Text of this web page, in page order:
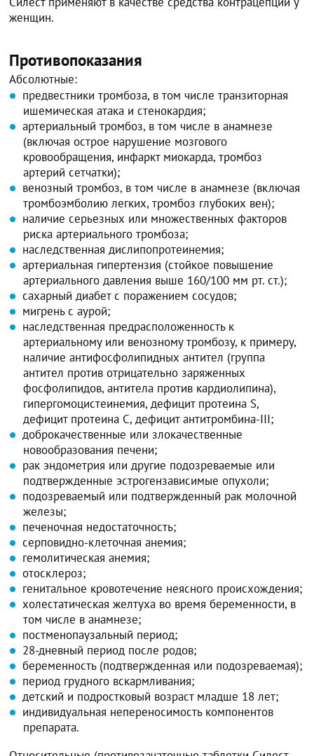
женщин.
Противопоказания
Абсолютные:
предвестники тромбоза, в том числе транзиторная
ишемическая атака и стенокардия;
артериальный тромбоз, в том числе в анамнезе
(включая острое нарушение мозгового
кровообращения, инфаркт миокарда, тромбоз
артерий сетчатки);
венозный тромбоз, в том числе в анамнезе (включая
тромбоэмболию легких, тромбоз глубоких вен);
наличие серьезных или множественных факторов
риска артериального тромбоза;
наследственная дислипопротеинемия;
артериальная гипертензия (стойкое повышение
артериального давления выше 160/100 мм рт. ст.);
сахарный диабет с поражением сосудов;
мигрень с аурой;
наследственная предрасположенность к
артериальному или венозному тромбозу, к примеру,
наличие антифосфолипидных антител (группа
антител против отрицательно заряженных
фосфолипидов, антитела против кардиолипина),
гипергомоцистеинемия, дефицит протеина S,
дефицит протеина С, дефицит антитромбина-III;
доброкачественные или злокачественные
новообразования печени;
рак эндометрия или другие подозреваемые или
подтвержденные эстрогензависимые опухоли;
подозреваемый или подтвержденный рак молочной
железы;
печеночная недостаточность;
серповидно-клеточная анемия;
гемолитическая анемия;
отосклероз;
генитальное кровотечение неясного происхождения;
холестатическая желтуха во время беременности, в
том числе в анамнезе;
постменопаузальный период;
28-дневный период после родов;
беременность (подтвержденная или подозреваемая);
период грудного вскармливания;
детский и подростковый возраст младше 18 лет;
индивидуальная непереносимость компонентов
препарата.